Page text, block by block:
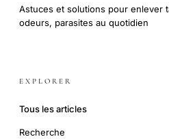
Astuces et solutions pour enlever
odeurs, parasites au quotidien
EXPLORER
Tous les articles
Recherche